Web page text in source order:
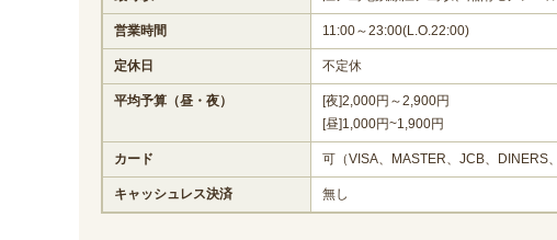
営業時間 11:00～23:00(L.O.22:00)
定休日 不定休
平均予算（昼・夜）
[夜]2,000円～2,900円
[昼]1,000円~1,900円
カード 可（VISA、MASTER、JCB、DINERS
キャッシュレス決済 無し